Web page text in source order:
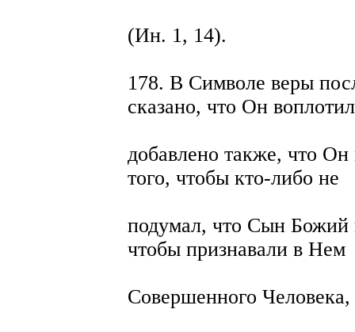
(Ин. 1, 14).
178. В Символе веры
сказано, что Он
добавлено также, что Он
того, чтобы кто-либо не
подумал, что Сын Божий
чтобы признавали в Нем
Совершенного